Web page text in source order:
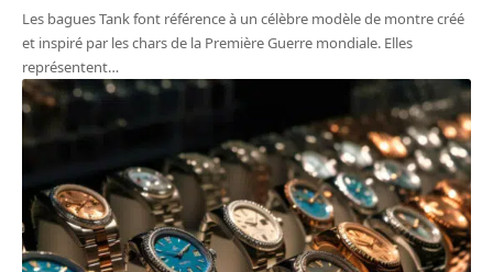
Les bagues Tank font référence à un célèbre modèle de montre créé
et inspiré par les chars de la Première Guerre mondiale. Elles
représentent…